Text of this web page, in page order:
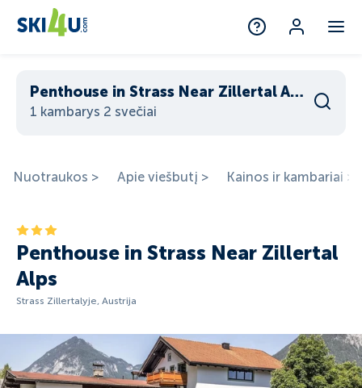
Penthouse in Strass Near Zillertal Alps
1 kambarys 2 svečiai
Nuotraukos > Apie viešbutį > Kainos ir kambariai >
Penthouse in Strass Near Zillertal
Alps
Strass Zillertalyje, Austrija